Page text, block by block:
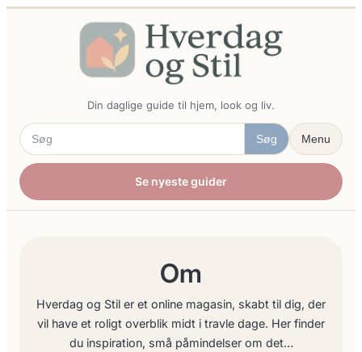
Din daglige guide til hjem, look og liv.
Søg Menu
Se nyeste guider
Om
Hverdag og Stil er et online magasin, skabt til dig, der
vil have et roligt overblik midt i travle dage. Her finder
du inspiration, små påmindelser om det…